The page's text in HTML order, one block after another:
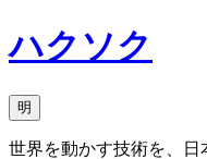
ハクソク
明
世界を動かす技術を、日